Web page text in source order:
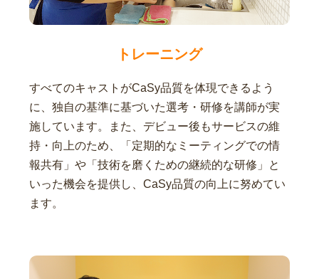
トレーニング
すべてのキャストがCaSy品質を体現できるよう
に、独自の基準に基づいた選考・研修を講師が実
施しています。また、デビュー後もサービスの維
持・向上のため、「定期的なミーティングでの情
報共有」や「技術を磨くための継続的な研修」と
いった機会を提供し、CaSy品質の向上に努めてい
ます。